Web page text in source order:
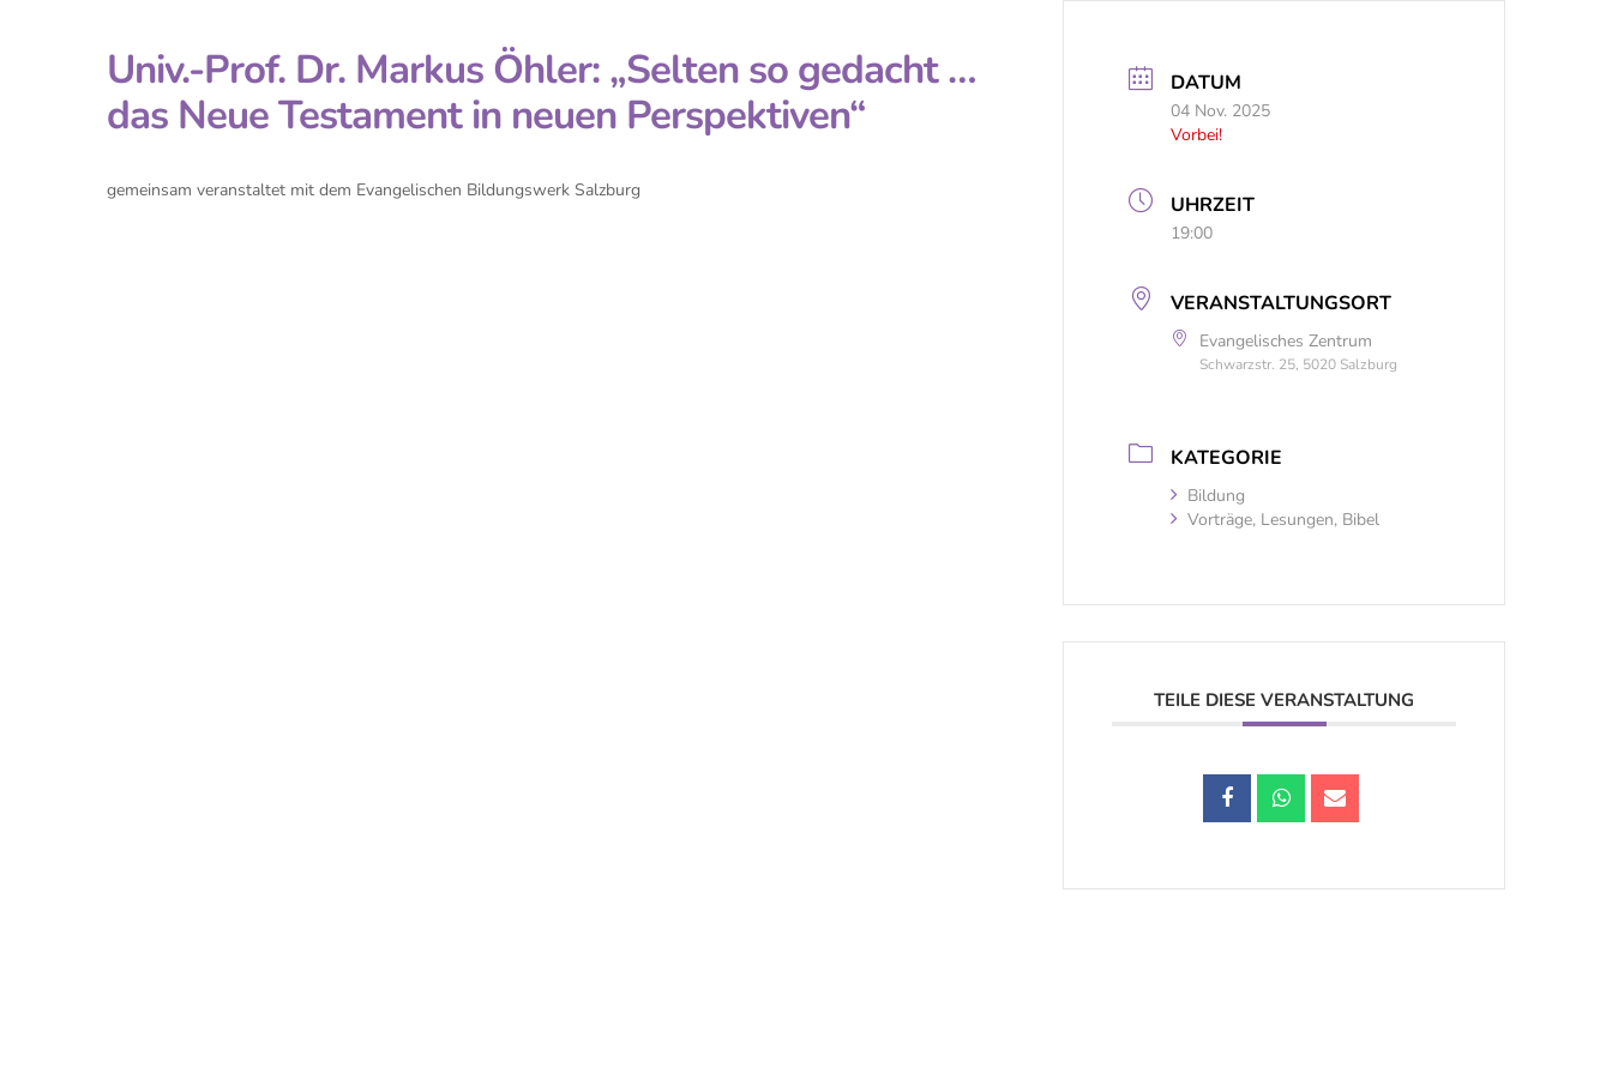
Univ.-Prof. Dr. Markus Öhler: „Selten so gedacht …
das Neue Testament in neuen Perspektiven“
gemeinsam veranstaltet mit dem Evangelischen Bildungswerk Salzburg
DATUM
04 Nov. 2025
Vorbei!
UHRZEIT
19:00
VERANSTALTUNGSORT
Evangelisches Zentrum
Schwarzstr. 25, 5020 Salzburg
KATEGORIE
Bildung
Vorträge, Lesungen, Bibel
TEILE DIESE VERANSTALTUNG